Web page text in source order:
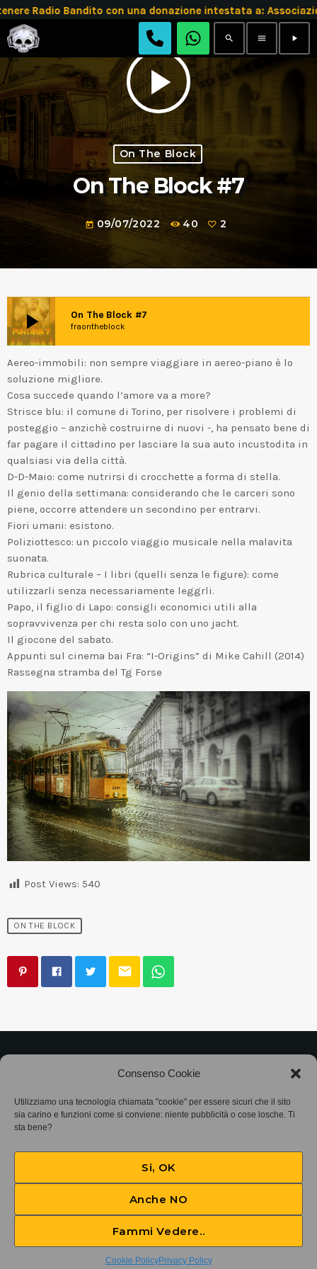
Consenso Cookie
Utilizziamo una tecnologia chiamata "cookie" per essere sicuri che il sito
sia carino e funzioni come si conviene: niente pubblicità o cose losche. Ti
sta bene?
Si, OK
Anche NO
Fammi Vedere..
Cookie PolicyPrivacy Policy
Feel Like Shit… Deja‐Vu
Suicidal Tendencies
Radio Bandito con una donazione intestata a:
search menu play_arrow
play_arrow
On The Block
On The Block #7
today 09/07/2022 40 2
play_arrow On The Block #7
fraontheblock
Aereo-immobili: non sempre viaggiare in aereo-piano è lo
soluzione migliore.
Cosa succede quando l’amore va a more?
Strisce blu: il comune di Torino, per risolvere i problemi di
posteggio – anzichè costruirne di nuovi -, ha pensato bene di
far pagare il cittadino per lasciare la sua auto incustodita in
qualsiasi via della città.
D-D-Maio: come nutrirsi di crocchette a forma di stella.
Il genio della settimana: considerando che le carceri sono
piene, occorre attendere un secondino per entrarvi.
Fiori umani: esistono.
Poliziottesco: un piccolo viaggio musicale nella malavita
suonata.
Rubrica culturale – I libri (quelli senza le figure): come
utilizzarli senza necessariamente leggrli.
Papo, il figlio di Lapo: consigli economici utili alla
sopravvivenza per chi resta solo con uno jacht.
Il giocone del sabato.
Appunti sul cinema bai Fra: “I-Origins” di Mike Cahill (2014)
Rassegna stramba del Tg Forse
Post Views: 540
ON THE BLOCK
email
Associazione Bandito • CF 97882400019 •
Privacy Policy•Cookie Policy (UE) • Protocollo
SIAE 7425